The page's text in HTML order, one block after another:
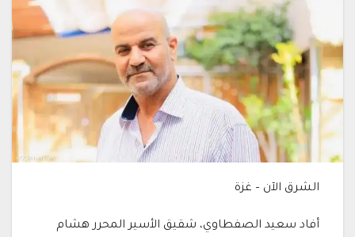
الشرق الآن – غزة
أفاد سعيد الصفطاوي، شقيق الأسير المحرر هشام